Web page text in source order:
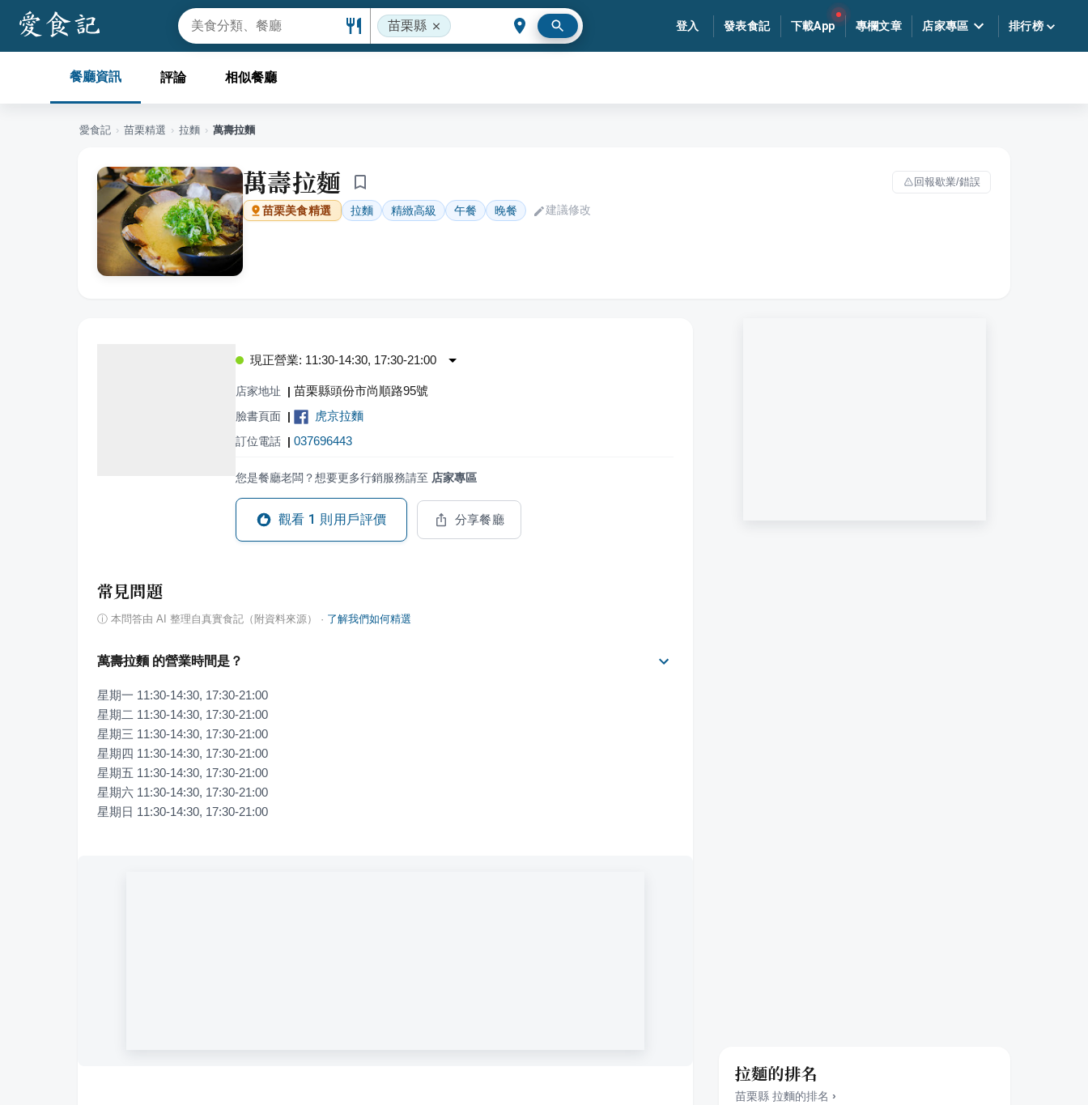
苗栗縣 登入 發表食記 下載App 專欄文章 店家專區 排行榜
餐廳資訊 評論 相似餐廳
愛食記 › 苗栗精選 › 拉麵 › 萬壽拉麵
萬壽拉麵 回報歇業/錯誤
苗栗美食精選 拉麵 精緻高級 午餐 晚餐 建議修改
現正營業: 11:30-14:30, 17:30-21:00
店家地址 | 苗栗縣頭份市尚順路95號
臉書頁面 | 虎京拉麵
訂位電話 | 037696443
您是餐廳老闆？想要更多行銷服務請至 店家專區
觀看 1 則用戶評價 分享餐廳
常見問題
ⓘ 本問答由 AI 整理自真實食記（附資料來源） · 了解我們如何精選
萬壽拉麵 的營業時間是？
星期一 11:30-14:30, 17:30-21:00
星期二 11:30-14:30, 17:30-21:00
星期三 11:30-14:30, 17:30-21:00
星期四 11:30-14:30, 17:30-21:00
星期五 11:30-14:30, 17:30-21:00
星期六 11:30-14:30, 17:30-21:00
星期日 11:30-14:30, 17:30-21:00
拉麵的排名
苗栗縣 拉麵的排名 ›